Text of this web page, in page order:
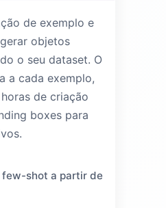
de exemplo e
objetos
o seu dataset. O
a cada exemplo,
de criação
boxes para
shot a partir de